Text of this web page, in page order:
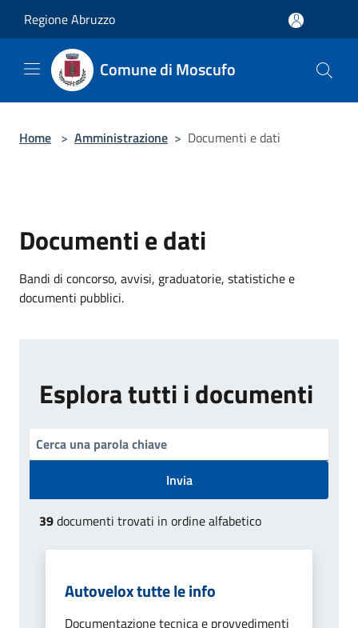
Regione Abruzzo
Comune di Moscufo
Home > Amministrazione > Documenti e dati
Documenti e dati
Bandi di concorso, avvisi, graduatorie, statistiche e
documenti pubblici.
Esplora tutti i documenti
Invia
39documenti trovati in ordine alfabetico
Autovelox tutte le info
Documentazione tecnica e provvedimenti